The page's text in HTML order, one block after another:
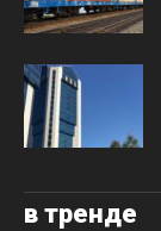
в тренде